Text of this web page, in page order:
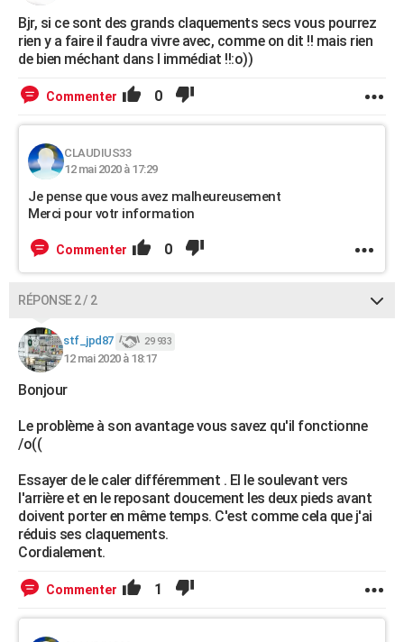
FORUM
Bricolage
Lifestyle
Culture
Sport
Auto
Television
Voyage
Cinema
Bjr, si ce sont des grands claquements secs vous pourrez
rien y a faire il faudra vivre avec, comme on dit !! mais rien
de bien méchant dans l immédiat !!:o))
Commenter 0
CLAUDIUS33
12 mai 2020 à 17:29
Je pense que vous avez malheureusement
Merci pour votr information
Commenter 0
RÉPONSE 2 / 2
stf_jpd87 29 933
12 mai 2020 à 18:17
Bonjour
Le problème à son avantage vous savez qu'il fonctionne
/o((
Essayer de le caler différemment . El le soulevant vers
l'arrière et en le reposant doucement les deux pieds avant
doivent porter en même temps. C'est comme cela que j'ai
réduis ses claquements.
Cordialement.
Commenter 1